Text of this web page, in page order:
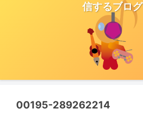
信するブログ
00195-289262214